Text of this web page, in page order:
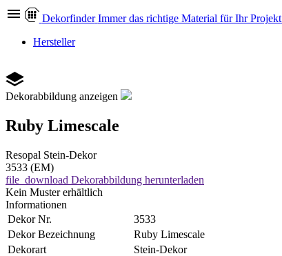
Dekorfinder Immer das richtige Material für Ihr Projekt
Hersteller
Dekorabbildung anzeigen
Ruby Limescale
Resopal Stein-Dekor
3533 (EM)
file_download Dekorabbildung herunterladen
Kein Muster erhältlich
Informationen
Dekor Nr.
3533
Dekor Bezeichnung
Ruby Limescale
Dekorart
Stein-Dekor